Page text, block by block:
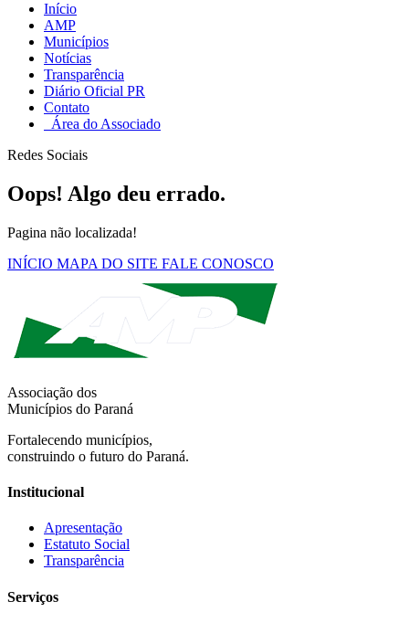
Início
AMP
Municípios
Notícias
Transparência
Diário Oficial PR
Contato
Área do Associado
Redes Sociais
Oops! Algo deu errado.
Pagina não localizada!
INÍCIO MAPA DO SITE FALE CONOSCO
Associação dos
Municípios do Paraná
Fortalecendo municípios,
construindo o futuro do Paraná.
Institucional
Apresentação
Estatuto Social
Transparência
Serviços